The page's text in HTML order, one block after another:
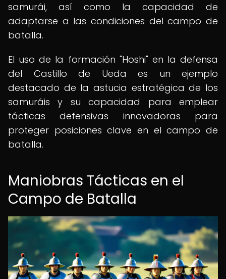
samurái, así como la capacidad de
adaptarse a las condiciones del campo de
batalla.
El uso de la formación "Hoshi" en la defensa
del Castillo de Ueda es un ejemplo
destacado de la astucia estratégica de los
samuráis y su capacidad para emplear
tácticas defensivas innovadoras para
proteger posiciones clave en el campo de
batalla.
Maniobras Tácticas en el
Campo de Batalla